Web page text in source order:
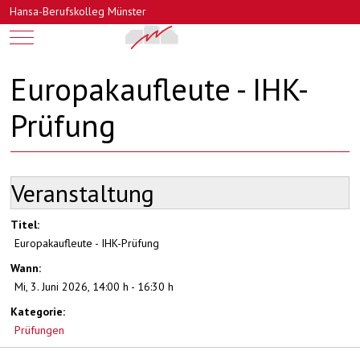
Hansa-Berufskolleg Münster
Mobile Menu Toggle
Europakaufleute - IHK-
Prüfung
Veranstaltung
Titel:
Europakaufleute - IHK-Prüfung
Wann:
Mi, 3. Juni 2026, 14:00 h - 16:30 h
Kategorie:
Prüfungen